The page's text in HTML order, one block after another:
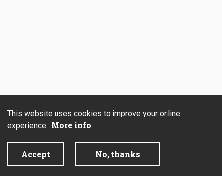
This website uses cookies to improve your online
experience. More info
Accept No, thanks